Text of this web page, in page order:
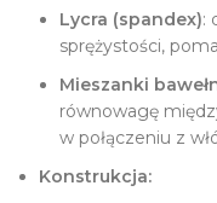
Lycra (spandex):
sprężystości,
Mieszanki
równowagę
w połączeniu z
Konstrukcja: